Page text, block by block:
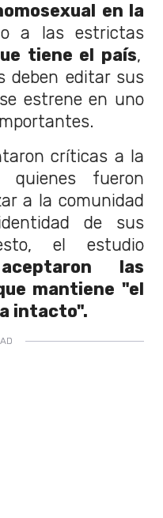
en la
a las estrictas
tiene el país,
deben editar sus
estrene en uno
críticas a la
quienes fueron
a la comunidad
de sus
el estudio
las
mantiene "el
intacto".